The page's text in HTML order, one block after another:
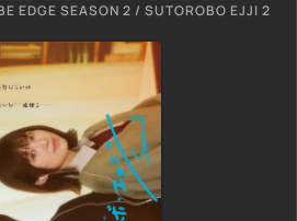
EDGE SEASON 2 / SUTOROBO EJJI 2